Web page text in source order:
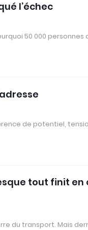
l’échec
50 000 personnes
de potentiel,
tout finit
du transport. Mais